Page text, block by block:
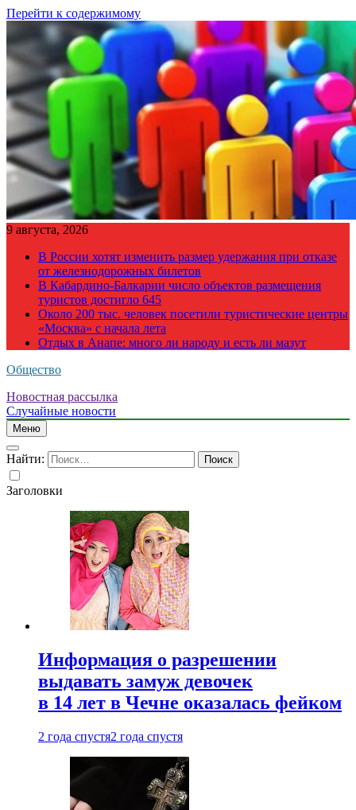
Перейти к содержимому
9 августа, 2026
В России хотят изменить размер удержания при отказе
от железнодорожных билетов
В Кабардино-Балкарии число объектов размещения
туристов достигло 645
Около 200 тыс. человек посетили туристические центры
«Москва» с начала лета
Отдых в Анапе: много ли народу и есть ли мазут
Общество
Новостная рассылка
Случайные новости
Меню
Найти:
Заголовки
Информация о разрешении
выдавать замуж девочек
в 14 лет в Чечне оказалась фейком
2 года спустя2 года спустя